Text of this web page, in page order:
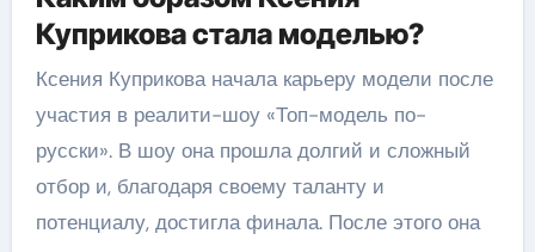
Куприкова стала моделью?
Ксения Куприкова начала карьеру модели после
участия в реалити-шоу «Топ-модель по-
русски». В шоу она прошла долгий и сложный
отбор и, благодаря своему таланту и
потенциалу, достигла финала. После этого она